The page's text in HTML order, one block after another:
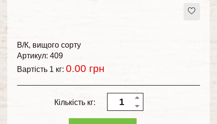
В/К вищого сорту
Артикул: 409
Вартість 1 кг: 0.00 грн
Кількість кг: